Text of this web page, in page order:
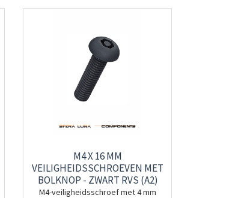
M4 X 16 MM
VEILIGHEIDSSCHROEVEN MET
BOLKNOP - ZWART RVS (A2)
M4-veiligheidsschroef met 4 mm